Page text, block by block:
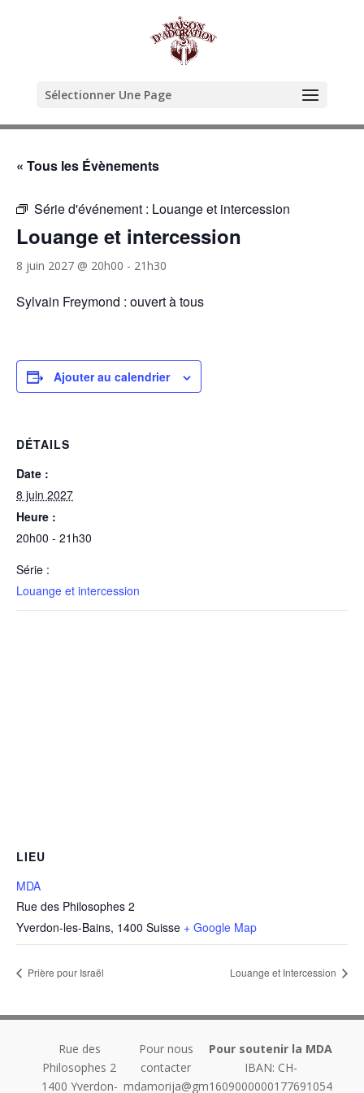
Sélectionner Une Page
« Tous les Évènements
Série d'événement : Louange et intercession
Louange et intercession
8 juin 2027 @ 20h00 - 21h30
Sylvain Freymond : ouvert à tous
Ajouter au calendrier
DÉTAILS
Date :
8 juin 2027
Heure :
20h00 - 21h30
Série :
Louange et intercession
LIEU
MDA
Rue des Philosophes 2
Yverdon-les-Bains, 1400 Suisse + Google Map
Prière pour Israël Louange et Intercession
Rue des
Philosophes 2
1400 Yverdon-
Pour nous
contacter
mdamorija@gm
Pour soutenir la MDA
IBAN: CH-
1609000000177691054